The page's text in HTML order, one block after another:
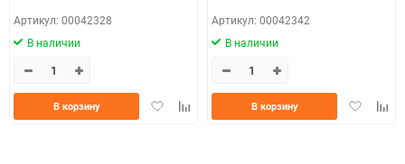
Артикул: 00042328
В наличии
ДобавитьДобавить
В корзину
Артикул: 00042342
В наличии
Добавить
В корзину